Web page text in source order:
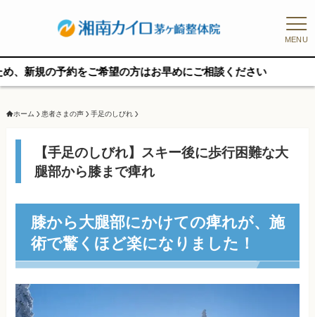
MENU
予約をご希望の方はお早めにご相談ください
ホーム 患者さまの声 手足のしびれ
【手足のしびれ】スキー後に歩行困難な大
腿部から膝まで痺れ
膝から大腿部にかけての痺れが、施
術で驚くほど楽になりました！